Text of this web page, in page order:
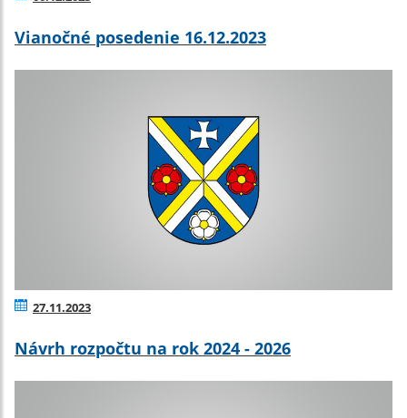
Vianočné posedenie 16.12.2023
27.11.2023
Návrh rozpočtu na rok 2024 - 2026